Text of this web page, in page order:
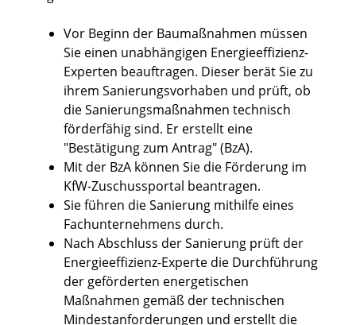
Vor Beginn der Baumaßnahmen müssen
Sie einen unabhängigen Energieeffizienz-
Experten beauftragen. Dieser berät Sie zu
ihrem Sanierungsvorhaben und prüft, ob
die Sanierungsmaßnahmen technisch
förderfähig sind. Er erstellt eine
"Bestätigung zum Antrag" (BzA).
Mit der BzA können Sie die Förderung im
KfW-Zuschussportal beantragen.
Sie führen die Sanierung mithilfe eines
Fachunternehmens durch.
Nach Abschluss der Sanierung prüft der
Energieeffizienz-Experte die Durchführung
der geförderten energetischen
Maßnahmen gemäß der technischen
Mindestanforderungen und erstellt die